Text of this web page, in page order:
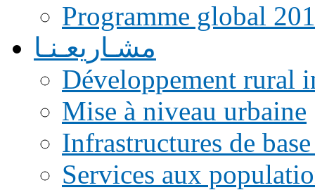
Programme global
مشـاريعـنـا
Développement rural
Mise à niveau urbaine
Infrastructures de
Services aux